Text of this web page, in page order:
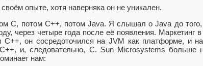
опыте, хотя наверняка он не уникален.
С, потом С++, потом Java. Я слышал о Java до того,
через четыре года после её появления. Маркетинг
C++, он сосредоточился на JVM как платформе, и
и, следовательно, C. Sun Microsystems больше
нам: